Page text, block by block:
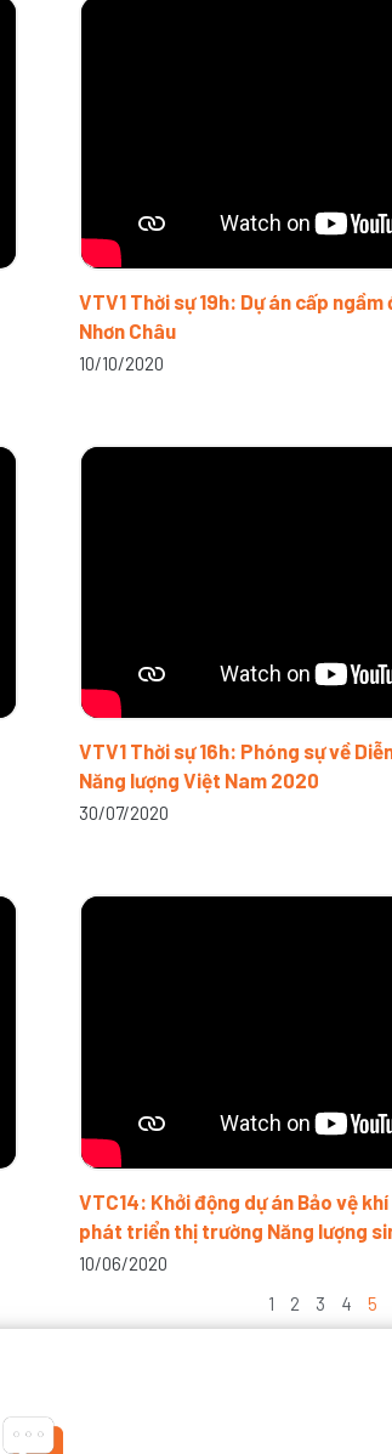
VTV1 Thời sự 19h: Dự án cấp
Nhơn Châu
10/10/2020
VTV1 Thời sự 16h: Phóng sự về
Năng lượng Việt Nam 2020
30/07/2020
VTC14: Khởi động dự án Bảo vệ
phát triển thị trường Năng lượng
10/06/2020
1 2 3 4 5